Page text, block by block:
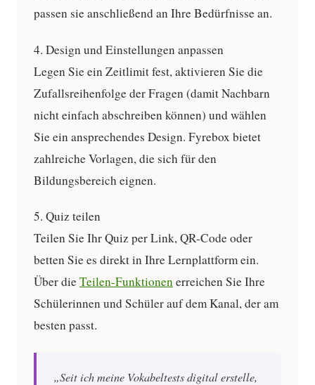
passen sie anschließend an Ihre Bedürfnisse an.
4. Design und Einstellungen anpassen
Legen Sie ein Zeitlimit fest, aktivieren Sie die
Zufallsreihenfolge der Fragen (damit Nachbarn
nicht einfach abschreiben können) und wählen
Sie ein ansprechendes Design. Fyrebox bietet
zahlreiche Vorlagen, die sich für den
Bildungsbereich eignen.
5. Quiz teilen
Teilen Sie Ihr Quiz per Link, QR-Code oder
betten Sie es direkt in Ihre Lernplattform ein.
Über dieTeilen-Funktionenerreichen Sie Ihre
Schülerinnen und Schüler auf dem Kanal, der am
besten passt.
„Seit ich meine Vokabeltests digital erstelle,